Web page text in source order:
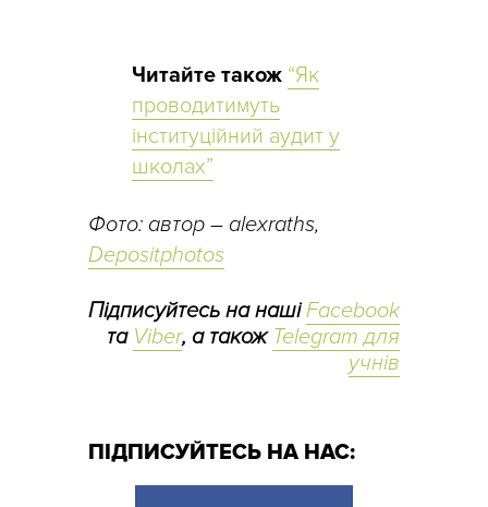
Читайте також “Як
проводитимуть
інституційний аудит у
школах”
Фото: автор – alexraths,
Depositphotos
Підписуйтесь на нашіFacebook
та Viber, а також Telegram для
учнів
ПІДПИСУЙТЕСЬ НА НАС: